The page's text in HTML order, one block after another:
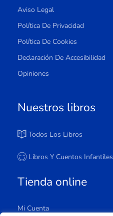
Aviso Legal
Política De Privacidad
Política De Cookies
Declaración De Accesibilidad
Opiniones
Nuestros libros
Todos Los Libros
Libros Y Cuentos Infantiles
Tienda online
Mi Cuenta